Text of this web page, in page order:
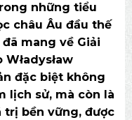
những tiểu
châu Âu đầu thế
mang về Giải
đặc biệt không
lịch sử, mà còn là
trị bền vững, được